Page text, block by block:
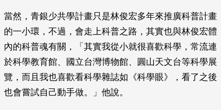
當然，青銀少共學計畫只是林俊宏多年來推廣科普計畫
的一小環，不過，會走上科普之路，其實也與林俊宏體
內的科普魂有關，「其實我從小就很喜歡科學，常流連
於科學教育館、國立台灣博物館、圓山天文台等科學展
覽，而且我也喜歡看科學雜誌如《科學眼》，看了之後
也會嘗試自己動手做。」他說。